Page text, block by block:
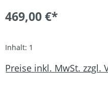
469,00 €*
Inhalt: 1
Preise inkl. MwSt. zzgl.